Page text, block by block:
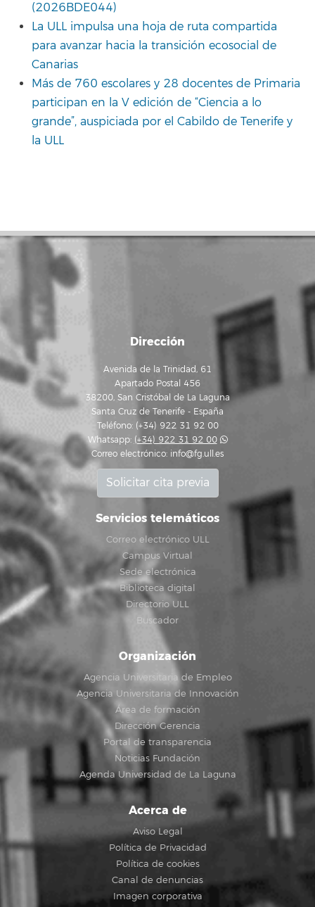
(2026BDE044)
La ULL impulsa una hoja de ruta compartida
para avanzar hacia la transición ecosocial de
Canarias
Más de 760 escolares y 28 docentes de Primaria
participan en la V edición de “Ciencia a lo
grande”, auspiciada por el Cabildo de Tenerife y
la ULL
Dirección
Avenida de la Trinidad, 61
Apartado Postal 456
38200, San Cristóbal de La Laguna
Santa Cruz de Tenerife - España
Teléfono: (+34) 922 31 92 00
Whatsapp: (+34) 922 31 92 00
Correo electrónico: info@fg.ull.es
Solicitar cita previa
Servicios telemáticos
Correo electrónico ULL
Campus Virtual
Sede electrónica
Biblioteca digital
Directorio ULL
Buscador
Organización
Agencia Universitaria de Empleo
Agencia Universitaria de Innovación
Área de formación
Dirección Gerencia
Portal de transparencia
Noticias Fundación
Agenda Universidad de La Laguna
Acerca de
Aviso Legal
Política de Privacidad
Política de cookies
Canal de denuncias
Imagen corporativa